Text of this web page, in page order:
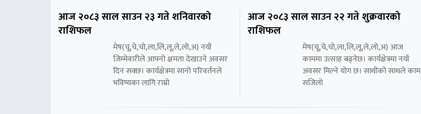
आज २०८३ साल साउन २३ गते शनिवारको
राशिफल
मेष(चू,चे,चो,ला,लि,लू,ले,लो,अ) नयाँ
जिम्मेवारीले आफ्नो क्षमता देखाउने अवसर
दिन सक्छ। कार्यक्षेत्रमा सानो परिवर्तनले
भविष्यका लागि राम्रो
आज २०८३ साल साउन २२ गते शुक्रवारको
राशिफल
मेष(चू,चे,चो,ला,लि,लू,ले,लो,अ) आज
काममा उत्साह बढ्नेछ। कार्यक्षेत्रमा नयाँ
अवसर मिल्ने योग छ। साथीको साथले काम
सजिलो